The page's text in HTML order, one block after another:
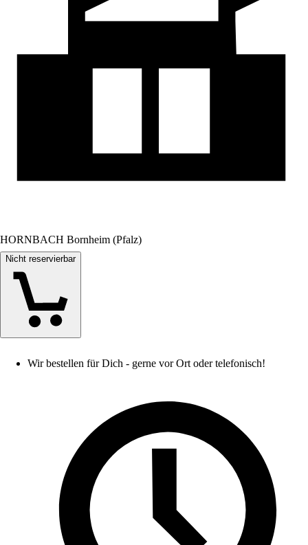
HORNBACH Bornheim (Pfalz)
Nicht reservierbar
Wir bestellen für Dich - gerne vor Ort oder telefonisch!